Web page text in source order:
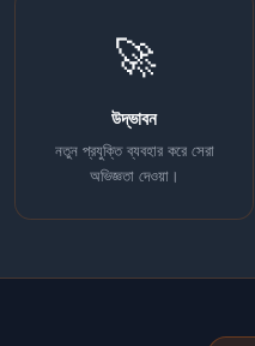
🚀
উদ্ভাবন
নতুন প্রযুক্তি ব্যবহার করে সেরা
অভিজ্ঞতা দেওয়া।